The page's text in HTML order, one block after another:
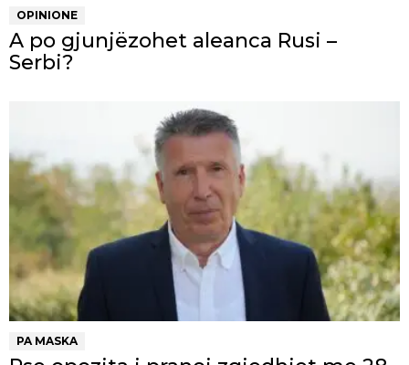
OPINIONE
A po gjunjëzohet aleanca Rusi –
Serbi?
PA MASKA